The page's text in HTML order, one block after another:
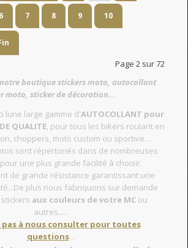
6 7 8 9 10
Page 2 sur 72
boutique stickers moto, autocollant
moto, sticker de décoration...
lune large gamme d'AUTOCOLLANT pour
QUALITE, pour tous les bikers roulant en
choppers, moto custom ou sportive....
sont répertoriés dans de nombreuses
une plus grande facilité à choisir.
de grande résistance garantissant une
plus nous fabriquons sur demande
aux couleurs de votre MCou
autres.....
pas à nous consulter pour toutes
questions...